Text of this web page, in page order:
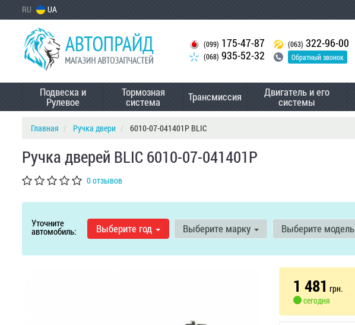
RU UA
(099) 175-47-87
(068) 935-52-32
(063) 322-96-00
Обратный звонок
Подвеска и
Рулевое
Тормозная
система Трансмиссия Двигатель и его
системы
Главная Ручка двери 6010-07-041401P BLIC
Ручка дверей BLIC 6010-07-041401P
0 отзывов
Уточните
автомобиль: Выберите год Выберите марку Выберите модель
1 481 грн.
сегодня